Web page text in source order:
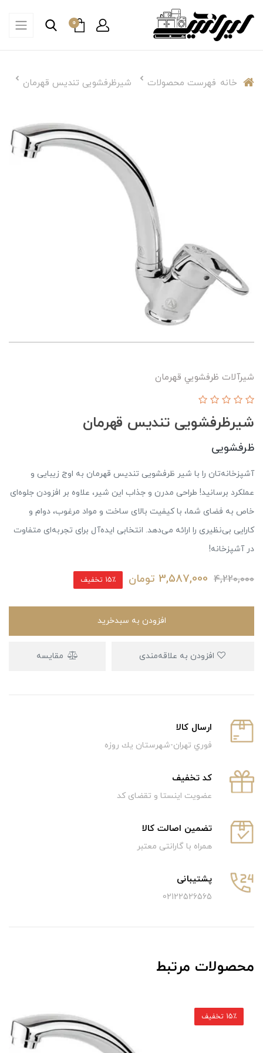
0
خانه فهرست محصولات شیرظرفشویی تندیس قهرمان
شيرآلات ظرفشويي قهرمان
شیرظرفشویی تندیس قهرمان
ظرفشویی
آشپزخانه‌تان را با شیر ظرفشویی تندیس قهرمان به اوج زیبایی و
عملکرد برسانید! طراحی مدرن و جذاب این شیر، علاوه بر افزودن جلوه‌ای
خاص به فضای شما، با کیفیت بالای ساخت و مواد مرغوب، دوام و
کارایی بی‌نظیری را ارائه می‌دهد. انتخابی ایده‌آل برای تجربه‌ای متفاوت
در آشپزخانه!
4,220,000
3,587,000 تومان 15٪ تخفیف
افزودن به سبدخرید
مقایسه
ارسال كالا
فوري تهران-شهرستان يك روزه
كد تخفيف
عضویت اینستا و تقضای کد
تضمین اصالت کالا
همراه با گارانتی معتبر
پشتیبانی
02122526565
محصولات مرتبط
15٪ تخفیف